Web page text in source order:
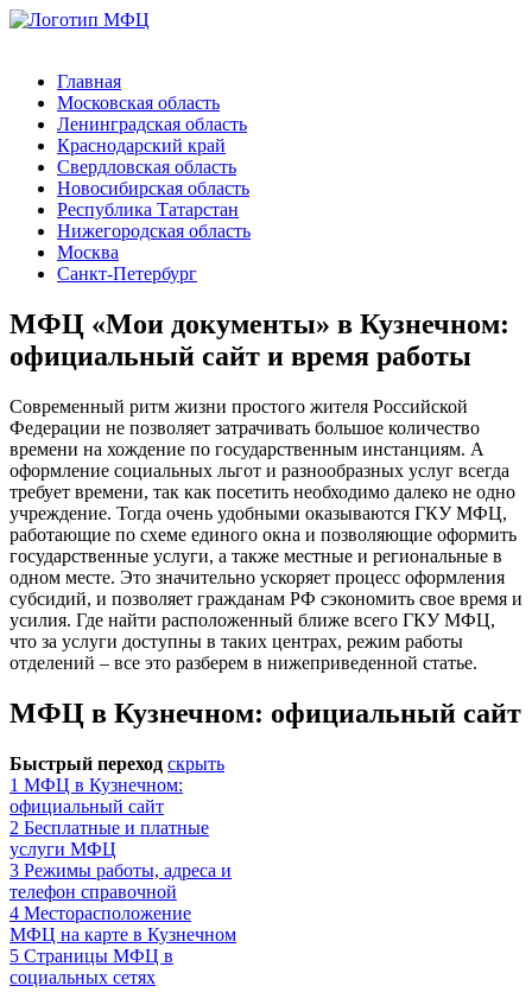
Главная
Московская область
Ленинградская область
Краснодарский край
Свердловская область
Новосибирская область
Республика Татарстан
Нижегородская область
Москва
Санкт-Петербург
МФЦ «Мои документы» в Кузнечном:
официальный сайт и время работы
Современный ритм жизни простого жителя Российской
Федерации не позволяет затрачивать большое количество
времени на хождение по государственным инстанциям. А
оформление социальных льгот и разнообразных услуг всегда
требует времени, так как посетить необходимо далеко не одно
учреждение. Тогда очень удобными оказываются ГКУ МФЦ,
работающие по схеме единого окна и позволяющие оформить
государственные услуги, а также местные и региональные в
одном месте. Это значительно ускоряет процесс оформления
субсидий, и позволяет гражданам РФ сэкономить свое время и
усилия. Где найти расположенный ближе всего ГКУ МФЦ,
что за услуги доступны в таких центрах, режим работы
отделений – все это разберем в нижеприведенной статье.
МФЦ в Кузнечном: официальный сайт
Быстрый переход скрыть
1 МФЦ в Кузнечном:
официальный сайт
2 Бесплатные и платные
услуги МФЦ
3 Режимы работы, адреса и
телефон справочной
4 Месторасположение
МФЦ на карте в Кузнечном
5 Страницы МФЦ в
социальных сетях